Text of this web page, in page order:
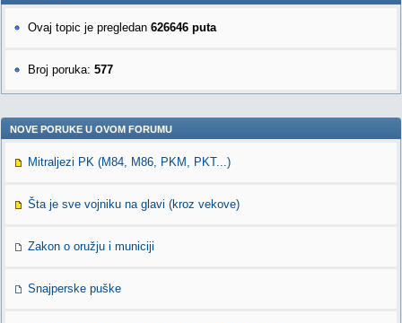
Ovaj topic je pregledan 626646 puta
Broj poruka: 577
NOVE PORUKE U OVOM FORUMU
Mitraljezi PK (M84, M86, PKM, PKT...)
Šta je sve vojniku na glavi (kroz vekove)
Zakon o oružju i municiji
Snajperske puške